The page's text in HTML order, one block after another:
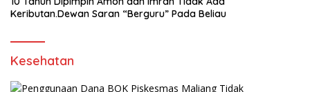
Keributan.Dewan Saran “Berguru” Pada Beliau
Kesehatan